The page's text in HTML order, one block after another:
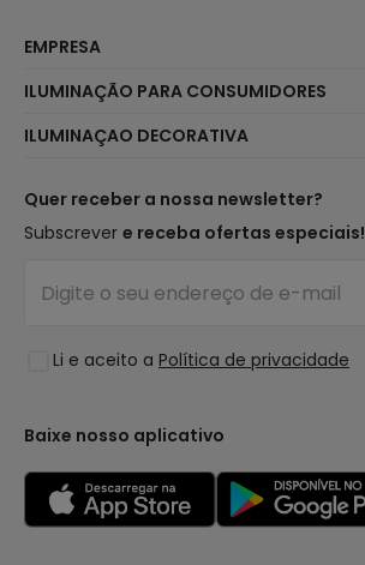
EMPRESA
Atendimento ao Cliente
Métodos de Envio
É Profissional?
Perguntas Frequentes (FAQ)
ILUMINAÇÃO PARA CONSUMIDORES
Marcas
Iluminação para empresas
ILUMINAÇAO DECORATIVA
Tendências
Marcas de Decoração Premium
Espaços
Coleções
Quer receber a nossa newsletter?
Subscrever e receba ofertas especiais!
Li e aceito a Política de privacidade
Baixe nosso aplicativo